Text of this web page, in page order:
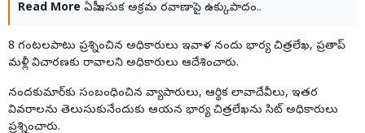
Read More ఏపీ ఇసుక అక్రమ రవాణాపై ఉక్కుపాదం..
8 గంటలపాటు ప్రశ్నించిన అధికారులు ఇవాళ నందు భార్య చిత్రలేఖ, ప్రతాప్‌
మళ్లీ విచారణకు రావాలని అధికారులు ఆదేశించారు.
నందకుమార్‌కు సంబంధించిన వ్యాపారులు, ఆర్థిక లావాదేవీలు, ఇతర
వివరాలను తెలుసుకునేందుకు ఆయన భార్య చిత్రలేఖను సిట్ అధికారులు
ప్రశ్నించారు.